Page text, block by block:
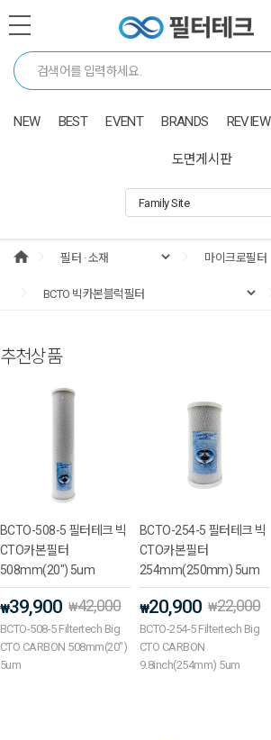
NEW BEST EVENT BRANDS REVIEW
도면게시판
추천상품
BCTO-508-5 필터테크 빅
CTO카본필터
508mm(20") 5um
₩39,900 ₩42,000
BCTO-508-5 Filtertech Big
CTO CARBON 508mm(20")
5um
BCTO-254-5 필터테크 빅
CTO카본필터
254mm(250mm) 5um
₩20,900 ₩22,000
BCTO-254-5 Filtertech Big
CTO CARBON
9.8inch(254mm) 5um